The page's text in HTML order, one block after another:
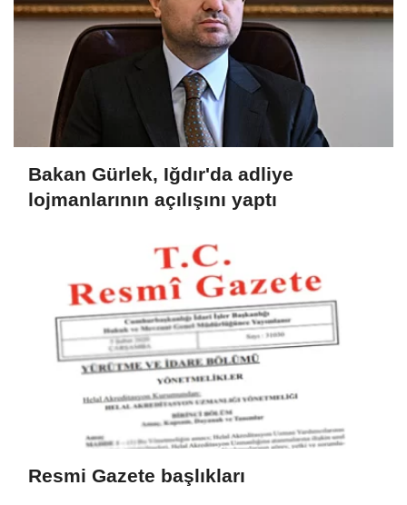
Bakan Gürlek, Iğdır'da adliye
lojmanlarının açılışını yaptı
Resmi Gazete başlıkları